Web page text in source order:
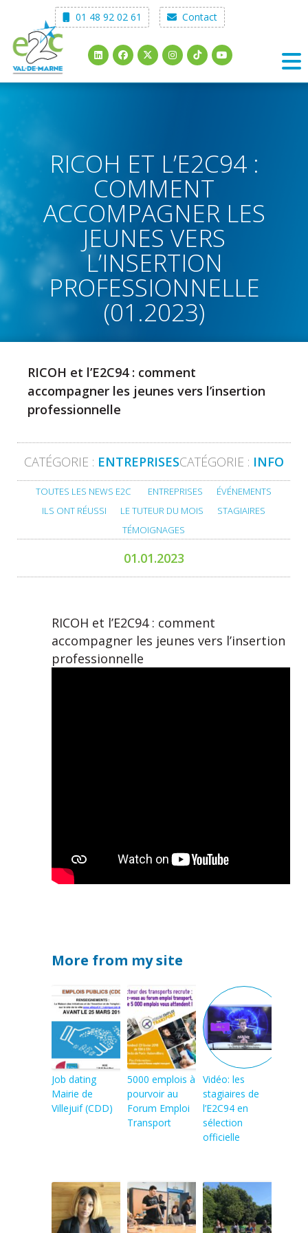
content
01 48 92 02 61 Contact
RICOH ET L’E2C94 :
COMMENT
ACCOMPAGNER LES
JEUNES VERS
L’INSERTION
PROFESSIONNELLE
(01.2023)
RICOH et l’E2C94 : comment
accompagner les jeunes vers l’insertion
professionnelle
CATÉGORIE : ENTREPRISESCATÉGORIE : INFO
TOUTES LES NEWS E2C ENTREPRISES
ÉVÉNEMENTS
ILS ONT RÉUSSI
LE TUTEUR DU MOIS
STAGIAIRES
TÉMOIGNAGES
01.01.2023
RICOH et l’E2C94 : comment
accompagner les jeunes vers l’insertion
professionnelle
More from my site
Job dating
Mairie de
Villejuif (CDD)
5000 emplois à
pourvoir au
Forum Emploi
Transport
Vidéo: les
stagiaires de
l’E2C94 en
sélection
officielle